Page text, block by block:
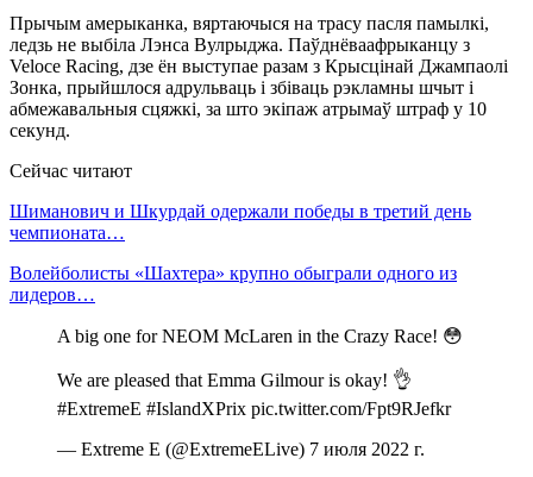
Прычым амерыканка, вяртаючыся на трасу пасля памылкі,
ледзь не выбіла Лэнса Вулрыджа. Паўднёваафрыканцу з
Veloce Racing, дзе ён выступае разам з Крысцінай Джампаолі
Зонка, прыйшлося адрульваць і збіваць рэкламны шчыт і
абмежавальныя сцяжкі, за што экіпаж атрымаў штраф у 10
секунд.
Сейчас читают
Шиманович и Шкурдай одержали победы в третий день
чемпионата…
Волейболисты «Шахтера» крупно обыграли одного из
лидеров…
A big one for NEOM McLaren in the Crazy Race! 😳
We are pleased that Emma Gilmour is okay! 👌
#ExtremeE #IslandXPrix pic.twitter.com/Fpt9RJefkr
— Extreme E (@ExtremeELive) 7 июля 2022 г.